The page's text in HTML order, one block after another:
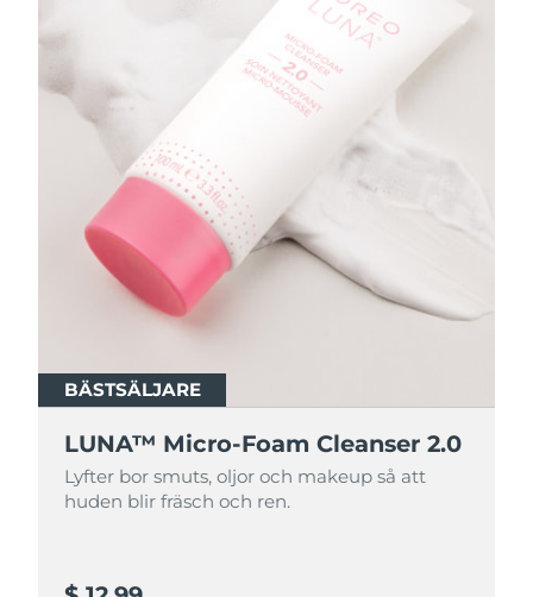
BÄSTSÄLJARE
LUNA™ Micro-Foam Cleanser 2.0
Lyfter bor smuts, oljor och makeup så att
huden blir fräsch och ren.
BÄSTSÄLJARE
LUNA™ Micro-Foam Cleanser 2.0
Lyfter bor smuts, oljor och makeup så att
huden blir fräsch och ren.